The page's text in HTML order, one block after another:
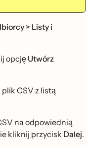
> Listy i
opcjęUtwórz
plik CSV z listą
na odpowiednią
kliknij przycisk Dalej.